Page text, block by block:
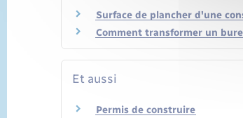
Surface de plancher d'une
Comment transformer un
Et aussi
Permis de construire